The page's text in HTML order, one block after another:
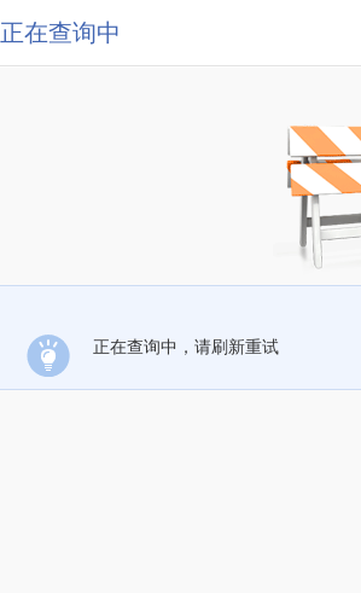
正在查询中
正在查询中，请刷新重试